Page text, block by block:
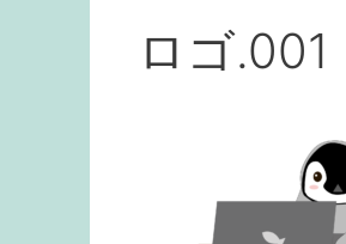
ロゴ.001